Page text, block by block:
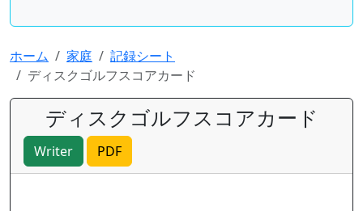
ホーム 家庭
記録シート
ディスクゴルフスコアカード
ディスクゴルフスコアカード
Writer PDF